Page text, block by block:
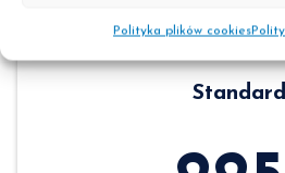
Polityka plików cookies
Standard